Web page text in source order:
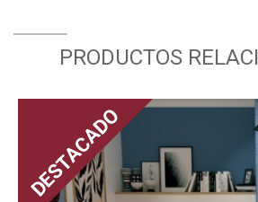
PRODUCTOS
DESTACADO